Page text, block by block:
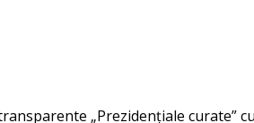
„Prezidențiale curate”